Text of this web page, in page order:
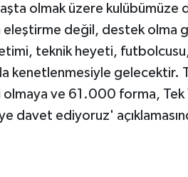
olmak üzere kulübümüze
değil, destek olma
teknik heyeti,
kenetlenmesiyle gelecektir.
ve 61.000 forma,
davet ediyoruz'